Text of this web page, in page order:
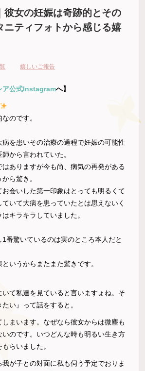
彼女の妊娠は奇跡的とその
ティフォトから感じる嬉
嬉しいご報告
ア公式Instagramへ】
のです。
を患いその治療の過程で妊娠の可能性
から言われていた。
はありますが今も尚、病気の再発がある
ら驚き。
お会いした第一印象はとっても明るくて
いて大病を患っていたとは思えないく
キラキラしていました。
番驚いているのは実のところ本人だと
いうからまたまた驚きです。
て私達を見ていると言いますょね。そ
い』って話をすると。
まいます。なぜなら彼女からは微塵も
のです。いつどんな時も明るい生き方
らいました。
が子との対面に私も伺う予定でおりま